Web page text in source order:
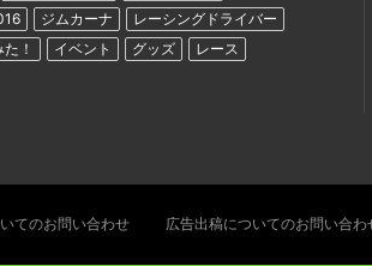
ジムカーナ
レーシングドライバー
！ イベント グッズ レース
てのお問い合わせ 広告出稿についてのお問い合わ